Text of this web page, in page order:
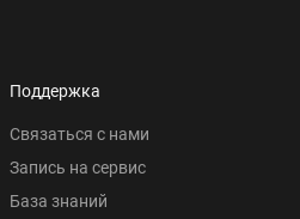
Поддержка
Связаться с нами
Запись на сервис
База знаний